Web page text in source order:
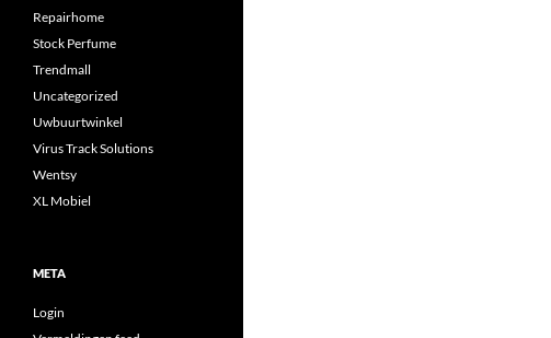
Repairhome
Stock Perfume
Trendmall
Uncategorized
Uwbuurtwinkel
Virus Track Solutions
Wentsy
XL Mobiel
META
Login